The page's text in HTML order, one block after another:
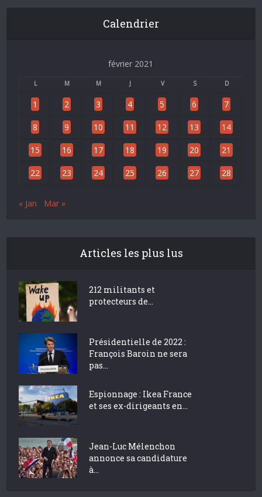
Calendrier
février 2021
L M M J V S D
1 2 3 4 5 6 7
8 9 10 11 12 13 14
15 16 17 18 19 20 21
22 23 24 25 26 27 28
« Jan Mar »
Articles les plus lus
212 militants et
protecteurs de...
Présidentielle de 2022 :
François Baroin ne sera
pas...
Espionnage : Ikea France
et ses ex-dirigeants en...
Jean-Luc Mélenchon
annonce sa candidature
à...